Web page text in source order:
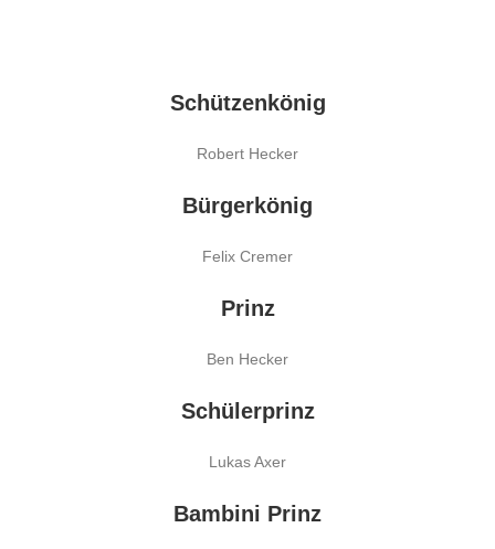
Schützenkönig
Robert Hecker
Bürgerkönig
Felix Cremer
Prinz
Ben Hecker
Schülerprinz
Lukas Axer
Bambini Prinz